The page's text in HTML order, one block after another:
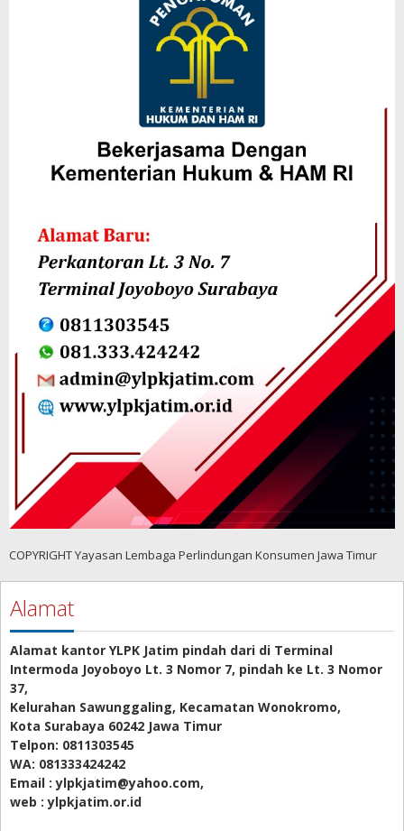
COPYRIGHT Yayasan Lembaga Perlindungan Konsumen Jawa Timur
Alamat
Alamat kantor YLPK Jatim pindah dari di Terminal
Intermoda Joyoboyo Lt. 3 Nomor 7, pindah ke Lt. 3 Nomor
37,
Kelurahan Sawunggaling, Kecamatan Wonokromo,
Kota Surabaya 60242 Jawa Timur
Telpon: 0811303545
WA: 081333424242
Email : ylpkjatim@yahoo.com,
web : ylpkjatim.or.id